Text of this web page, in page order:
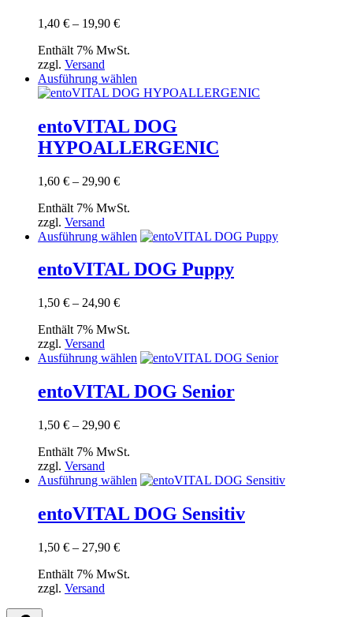
der
gewählt
werden
1,40 € – 19,90 €Preisspanne:
bis
Enthält 7% MwSt.
zzgl. Versand
Ausführung wählen
Produkt
mehrere
Varianten
auf.
Produktseite
werden
entoVITAL DOG
HYPOALLERGENIC
1,60 € – 29,90 €Preisspanne:
bis
Enthält 7% MwSt.
zzgl. Versand
Ausführung wählen Dieses
weist
mehrere
können
auf
Produktseite
entoVITAL DOG Puppy
1,50 € – 24,90 €Preisspanne:
bis
Enthält 7% MwSt.
zzgl. Versand
Ausführung wählen Dieses
weist
mehrere
können
auf
Produktseite
gewählt
entoVITAL DOG Senior
1,50 € – 29,90 €Preisspanne:
bis
Enthält 7% MwSt.
zzgl. Versand
Ausführung wählen Dieses
weist
mehrere
entoVITAL DOG Sensitiv
1,50 € – 27,90 €Preisspanne:
bis
Enthält 7% MwSt.
zzgl. Versand